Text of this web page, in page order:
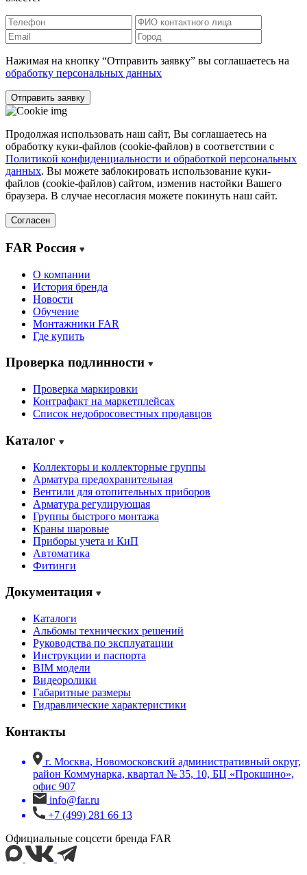
Нажимая на кнопку “Отправить заявку” вы соглашаетесь на
обработку персональных данных
Отправить заявку
Продолжая использовать наш сайт, Вы соглашаетесь на
обработку куки-файлов (cookie-файлов) в соответствии с
Политикой конфиденциальности и обработкой персональных
данных. Вы можете заблокировать использование куки-
файлов (cookie-файлов) сайтом, изменив настойки Вашего
браузера. В случае несогласия можете покинуть наш сайт.
Согласен
FAR Россия
О компании
История бренда
Новости
Обучение
Монтажники FAR
Где купить
Проверка подлинности
Проверка маркировки
Контрафакт на маркетплейсах
Cписок недобросовестных продавцов
Каталог
Коллекторы и коллекторные группы
Арматура предохранительная
Вентили для отопительных приборов
Арматура регулирующая
Группы быстрого монтажа
Краны шаровые
Приборы учета и КиП
Автоматика
Фитинги
Документация
Каталоги
Альбомы технических решений
Руководства по эксплуатации
Инструкции и паспорта
BIM модели
Видеоролики
Габаритные размеры
Гидравлические характеристики
Контакты
г. Москва, Новомосковский административный округ,
район Коммунарка, квартал № 35, 10, БЦ «Прокшино»,
офис 907
info@far.ru
+7 (499) 281 66 13
Официальные соцсети бренда FAR